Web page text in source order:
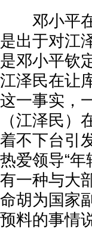
邓小平在
是出于对江
是邓小平钦
江泽民在让
这一事实，
（江泽民
着不下台引
热爱领导“
有一种与大
命胡为国家
预料的事情